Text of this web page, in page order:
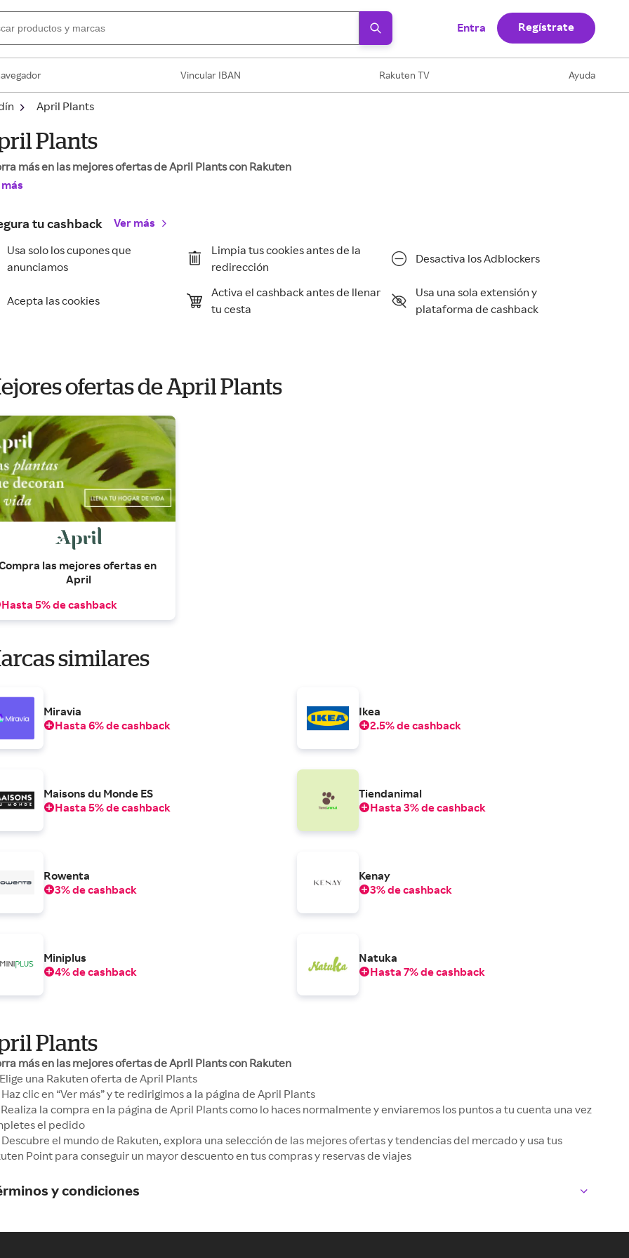
Entra Regístrate
Vincular IBAN Rakuten TV Ayuda
April Plants
Plants
más en las mejores ofertas de April Plants con Rakuten
tu cashback
Ver más
Usa solo los cupones que
anunciamos
Limpia tus cookies antes de la
redirección
Desactiva los Adblockers
Acepta las cookies
Activa el cashback antes de llenar
tu cesta
Usa una sola extensión y
plataforma de cashback
ofertas de April Plants
las mejores ofertas en
April
Hasta 5% de cashback
similares
Miravia
Hasta 6% de cashback
Ikea
2.5% de cashback
Maisons du Monde ES
Hasta 5% de cashback
Tiendanimal
Hasta 3% de cashback
Rowenta
3% de cashback
Kenay
3% de cashback
Miniplus
4% de cashback
Natuka
Hasta 7% de cashback
Plants
más en las mejores ofertas de April Plants con Rakuten
una Rakuten oferta de April Plants
clic en “Ver más” y te redirigimos a la página de April Plants
la compra en la página de April Plants como lo haces normalmente y enviaremos los puntos a tu cuenta una vez
el pedido
el mundo de Rakuten, explora una selección de las mejores ofertas y tendencias del mercado y usa tus
Point para conseguir un mayor descuento en tus compras y reservas de viajes
y condiciones